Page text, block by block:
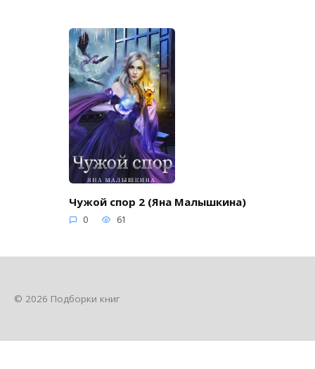
Чужой спор 2 (Яна Малышкина)
0 61
© 2026 Подборки книг